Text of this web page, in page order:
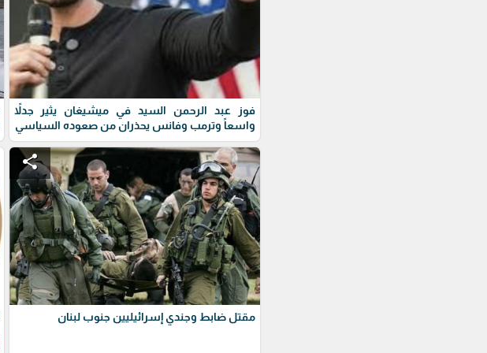
فوز عبد الرحمن السيد في ميشيغان يثير جدلاً
واسعاً وترمب وفانس يحذران من صعوده السياسي
share
مقتل ضابط وجندي إسرائيليين جنوب لبنان